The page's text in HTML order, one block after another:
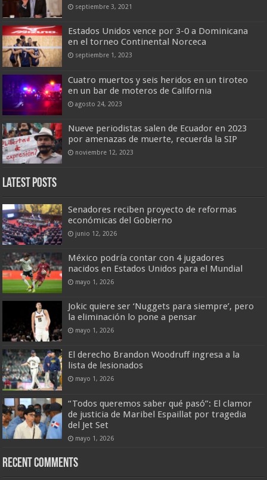
septiembre 3, 2021
Estados Unidos vence por 3-0 a Dominicana
en el torneo Continental Norceca
septiembre 1, 2023
Cuatro muertos y seis heridos en un tiroteo
en un bar de moteros de California
agosto 24, 2023
Nueve periodistas salen de Ecuador en 2023
por amenazas de muerte, recuerda la SIP
noviembre 12, 2023
Latest Posts
Senadores reciben proyecto de reformas
económicas del Gobierno
junio 12, 2026
México podría contar con 4 jugadores
nacidos en Estados Unidos para el Mundial
mayo 1, 2026
Jokic quiere ser ‘Nuggets para siempre’, pero
la eliminación lo pone a pensar
mayo 1, 2026
El derecho Brandon Woodruff ingresa a la
lista de lesionados
mayo 1, 2026
“Todos queremos saber qué pasó”: El clamor
de justicia de Maribel Espaillat por tragedia
del Jet Set
mayo 1, 2026
Recent Comments